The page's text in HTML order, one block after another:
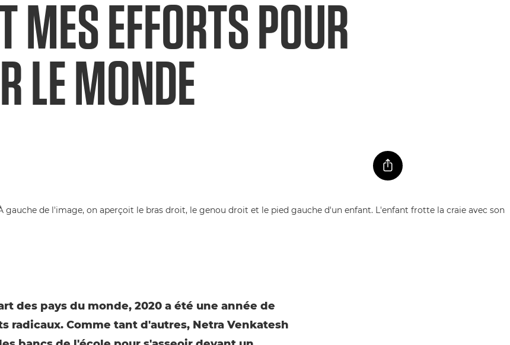
MES EFFORTS POUR
LE MONDE
des pays du monde, 2020 a été une année de
radicaux. Comme tant d'autres, Netra Venkatesh